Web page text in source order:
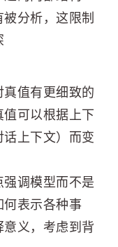
被分析，这限制
值有更细致的
可以根据上下
上下文）而变
调模型而不是
何表示各种事
义，考虑到背